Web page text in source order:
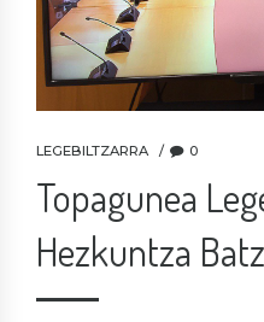
LEGEBILTZARRA 0
Topagunea
Hezkuntza